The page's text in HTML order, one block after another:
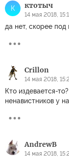
К ктотыч
14 мая 2018,
да нет, скорее под
Crillon
14 мая 2018,
Кто издевается-
ненавистников у
AndrewB
14 мая 2018,